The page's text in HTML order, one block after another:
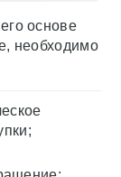
основе
необходимо